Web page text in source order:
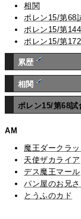
相関
ポレン15/第68
ポレン15/第
ポレン15/第
累歴
相関
ポレン15/第68試
AM
魔王ダークラ
天使ザカライア
デス魔王マール
パン屋のお兄さ
とうふのカド